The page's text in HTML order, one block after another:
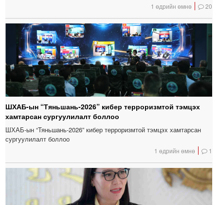
1 өдрийн өмнө 20
ШХАБ-ын “Тяньшань-2026” кибер терроризмтой тэмцэх
хамтарсан сургуулилалт боллоо
ШХАБ-ын “Тяньшань-2026” кибер терроризмтой тэмцэх хамтарсан
сургуулилалт боллоо
1 өдрийн өмнө 1